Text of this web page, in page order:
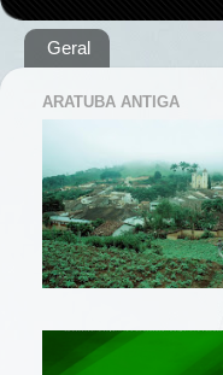
Geral
ARATUBA ANTIGA